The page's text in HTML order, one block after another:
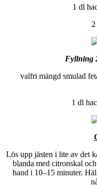
1 dl
Fyllning
valfri mängd smulad
1 dl
Lös upp jästen i lite av det
blanda med citronskal
hand i 10–15 minuter.